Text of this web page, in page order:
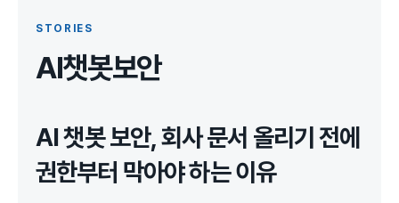
STORIES
AI챗봇보안
AI 챗봇 보안, 회사 문서 올리기 전에
권한부터 막아야 하는 이유